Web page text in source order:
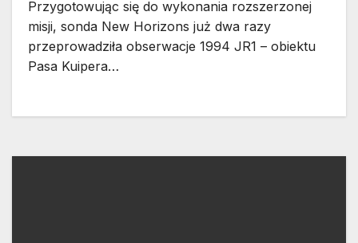
Przygotowując się do wykonania rozszerzonej
misji, sonda New Horizons już dwa razy
przeprowadziła obserwacje 1994 JR1 – obiektu
Pasa Kuipera…